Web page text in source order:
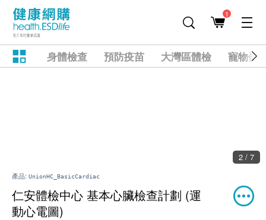
1
身體檢查 預防疫苗 大灣區體檢 寵物健
2 / 7
產品: UnionHC_BasicCardiac
仁安體檢中心 基本心臟檢查計劃 (運
動心電圖)